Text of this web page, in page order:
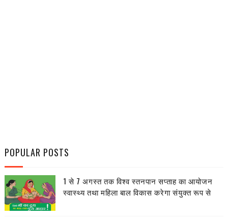
POPULAR POSTS
1 से 7 अगस्त तक विश्व स्तनपान सप्ताह का आयोजन
स्वास्थ्य तथा महिला बाल विकास करेगा संयुक्त रूप से